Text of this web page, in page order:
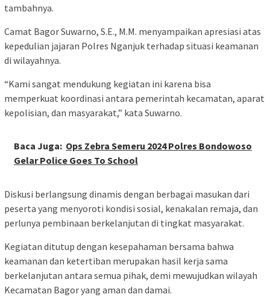
tambahnya.
Camat Bagor Suwarno, S.E., M.M. menyampaikan apresiasi atas
kepedulian jajaran Polres Nganjuk terhadap situasi keamanan
di wilayahnya.
“Kami sangat mendukung kegiatan ini karena bisa
memperkuat koordinasi antara pemerintah kecamatan, aparat
kepolisian, dan masyarakat,” kata Suwarno.
Baca Juga: Ops Zebra Semeru 2024 Polres Bondowoso
Gelar Police Goes To School
Diskusi berlangsung dinamis dengan berbagai masukan dari
peserta yang menyoroti kondisi sosial, kenakalan remaja, dan
perlunya pembinaan berkelanjutan di tingkat masyarakat.
Kegiatan ditutup dengan kesepahaman bersama bahwa
keamanan dan ketertiban merupakan hasil kerja sama
berkelanjutan antara semua pihak, demi mewujudkan wilayah
Kecamatan Bagor yang aman dan damai.